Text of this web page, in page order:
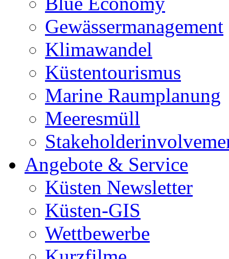
Gewässermanagement
Klimawandel
Küstentourismus
Marine Raumplanung
Meeresmüll
Angebote & Service
Küsten Newsletter
Küsten-GIS
Wettbewerbe